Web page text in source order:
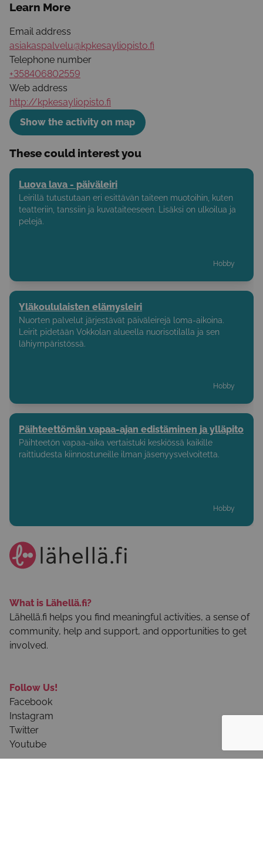
Learn More
Email address
asiakaspalvelu@kpkesayliopisto.fi
Telephone number
+358406802559
Web address
http://kpkesayliopisto.fi
Show the activity on map
These could interest you
Luova lava - päiväleiri
Leirillä tutustutaan eri esittävän taiteen muotoihin, kuten
teatteriin, tanssiin ja kuvataiteeseen. Lisäksi on ulkoilua ja
pelejä.
Hobby
Yläkoululaisten elämysleiri
Nuorten palvelut järjestävät päiväleirejä loma-aikoina.
Leirit pidetään Vokkolan alueella nuorisotilalla ja sen
lähiympäristössä.
Hobby
Päihteettömän vapaa-ajan edistäminen ja ylläpito
Päihteetön vapaa-aika vertaistuki keskiössä kaikille
raittiudesta kiinnostuneille ilman jäsenyysvelvoitetta.
Hobby
What is Lähellä.fi?
Lähellä.fi helps you find meaningful activities, a sense of
community, help and support, and opportunities to get
involved.
Follow Us!
Facebook
Instagram
Twitter
Youtube